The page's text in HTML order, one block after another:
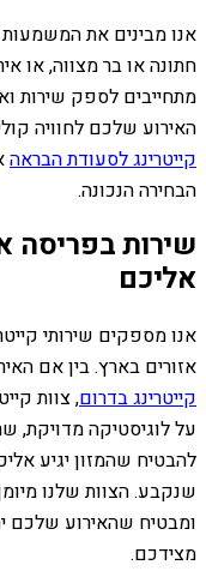
אנו מבינים את
חתונה או בר מצווה, או
מתחייבים לספק שירות
האירוע שלכם לחוויה
קייטרינג לסעודת הבראה
הבחירה הנכונה.
שירות בפריסה
אליכם
אנו מספקים שירותי
אזורים בארץ. בין אם
קייטרינג בדרום, צוות
על לוגיסטיקה מדויקת,
להבטיח שהמזון יגיע
שנקבע. הצוות שלנו
ומבטיח שהאירוע שלכם
מצידכם.